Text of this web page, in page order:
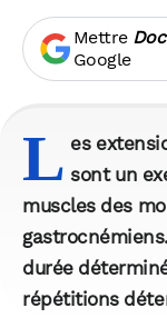
Mettre
Google
L es
sont un
muscles des
durée
répétitions